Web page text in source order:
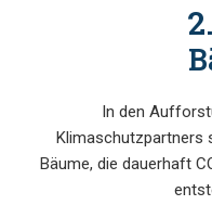
In den
Klimaschutzpartners
Bäume, die dauerhaft